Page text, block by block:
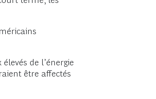
de l’énergie
être affectés